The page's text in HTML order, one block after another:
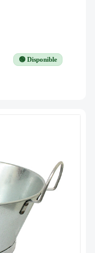
🟢 Disponible